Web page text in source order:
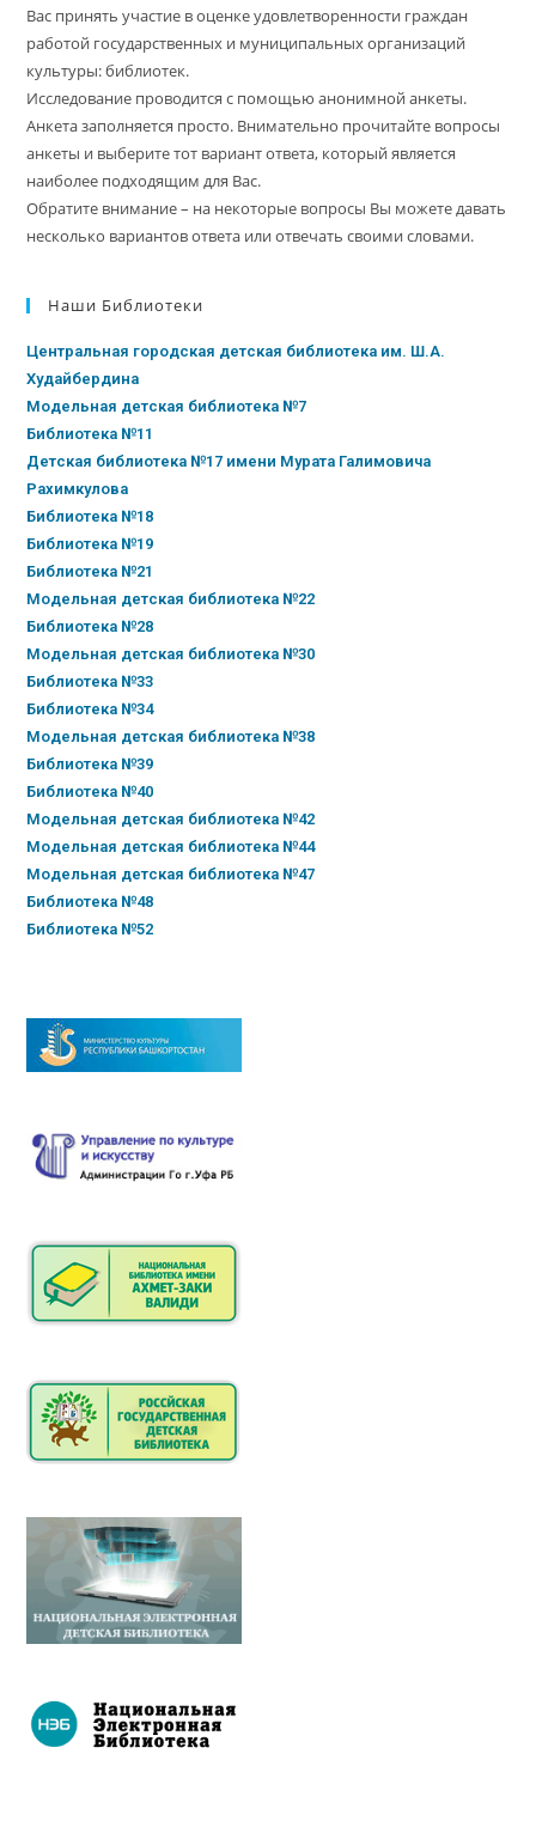
Вас принять участие в оценке удовлетворенности граждан
работой государственных и муниципальных организаций
культуры: библиотек.
Исследование проводится с помощью анонимной анкеты.
Анкета заполняется просто. Внимательно прочитайте вопросы
анкеты и выберите тот вариант ответа, который является
наиболее подходящим для Вас.
Обратите внимание – на некоторые вопросы Вы можете давать
несколько вариантов ответа или отвечать своими словами.
Наши Библиотеки
Центральная городская детская библиотека им. Ш.А.
Худайбердина
Модельная детская библиотека №7
Библиотека №11
Детская библиотека №17 имени Мурата Галимовича
Рахимкулова
Библиотека №18
Библиотека №19
Библиотека №21
Модельная детская библиотека №22
Библиотека №28
Модельная детская библиотека №30
Библиотека №33
Библиотека №34
Модельная детская библиотека №38
Библиотека №39
Библиотека №40
Модельная детская библиотека №42
Модельная детская библиотека №44
Модельная детская библиотека №47
Библиотека №48
Библиотека №52